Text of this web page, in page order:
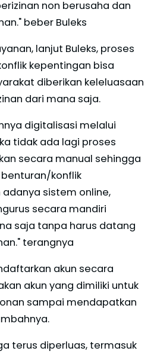
non berusaha dan
beber Buleks
lanjut Buleks, proses
kepentingan bisa
diberikan keleluasaan
dari mana saja.
digitalisasi melalui
tidak ada lagi proses
secara manual sehingga
konflik
sistem online,
secara mandiri
saja tanpa harus datang
terangnya
akun secara
akun yang dimiliki untuk
sampai mendapatkan
terus diperluas, termasuk